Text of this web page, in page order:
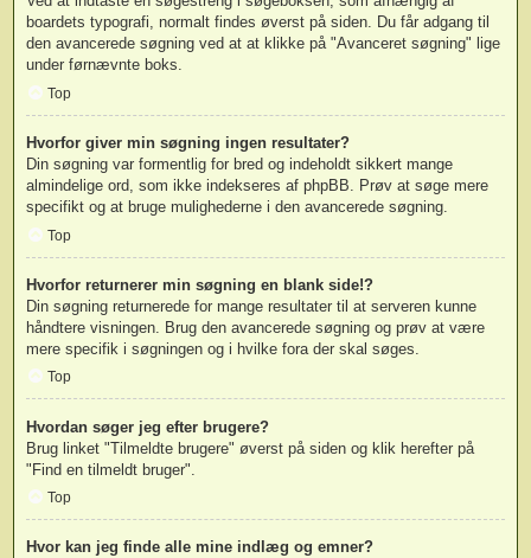
boardets typografi, normalt findes øverst på siden. Du får adgang til
den avancerede søgning ved at at klikke på "Avanceret søgning" lige
under førnævnte boks.
Top
Hvorfor giver min søgning ingen resultater?
Din søgning var formentlig for bred og indeholdt sikkert mange
almindelige ord, som ikke indekseres af phpBB. Prøv at søge mere
specifikt og at bruge mulighederne i den avancerede søgning.
Top
Hvorfor returnerer min søgning en blank side!?
Din søgning returnerede for mange resultater til at serveren kunne
håndtere visningen. Brug den avancerede søgning og prøv at være
mere specifik i søgningen og i hvilke fora der skal søges.
Top
Hvordan søger jeg efter brugere?
Brug linket "Tilmeldte brugere" øverst på siden og klik herefter på
"Find en tilmeldt bruger".
Top
Hvor kan jeg finde alle mine indlæg og emner?